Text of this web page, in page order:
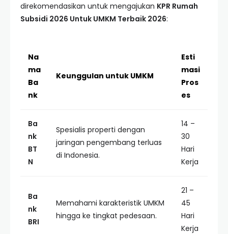
direkomendasikan untuk mengajukan KPR Rumah
Subsidi 2026 Untuk UMKM Terbaik 2026:
Na
ma
Ba
nk
Keunggulan untuk UMKM
Esti
masi
Pros
es
Ba
nk
BT
N
Spesialis properti dengan
jaringan pengembang terluas
di Indonesia.
14 –
30
Hari
Kerja
Ba
nk
BRI
Memahami karakteristik UMKM
hingga ke tingkat pedesaan.
21 –
45
Hari
Kerja